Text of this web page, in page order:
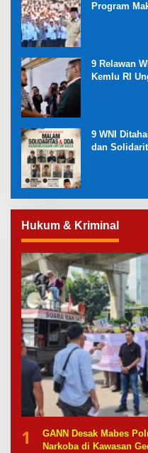
Program
9 Relawan
Kemlu RI
9 WNI
dan
Hukum & Kriminal
1
GANN Desak Mabes
Narkoba di Kawasan